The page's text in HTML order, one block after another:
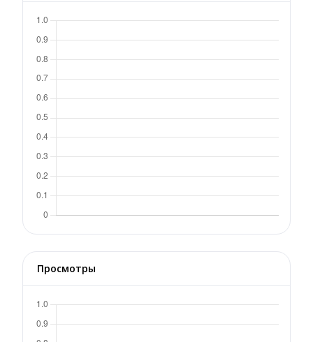
Просмотры